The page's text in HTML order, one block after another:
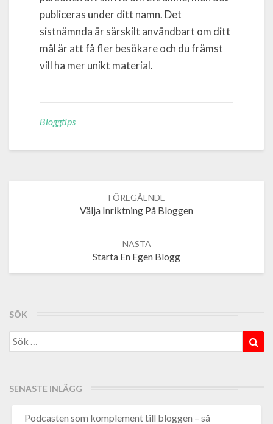
publiceras under ditt namn. Det
sistnämnda är särskilt användbart om ditt
mål är att få fler besökare och du främst
vill ha mer unikt material.
Bloggtips
Välja Inriktning På Bloggen
Starta En Egen Blogg
SÖK
Search
for:
SENASTE INLÄGG
Podcasten som komplement till bloggen – så